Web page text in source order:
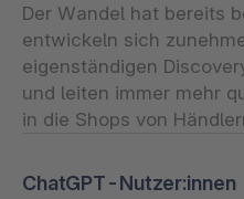
Der Wandel hat bereits
entwickeln sich
eigenständigen
und leiten immer mehr
in die Shops von
ChatGPT-Nutzer:innen